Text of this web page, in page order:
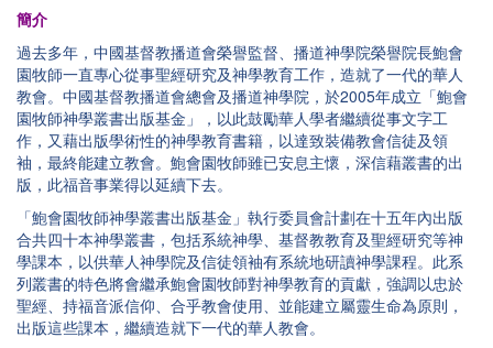
簡介
過去多年，中國基督教播道會榮譽監督、播道神學院榮譽院長鮑會
園牧師一直專心從事聖經研究及神學教育工作，造就了一代的華人
教會。中國基督教播道會總會及播道神學院，於2005年成立「鮑會
園牧師神學叢書出版基金」，以此鼓勵華人學者繼續從事文字工
作，又藉出版學術性的神學教育書籍，以達致裝備教會信徒及領
袖，最終能建立教會。鮑會園牧師雖已安息主懷，深信藉叢書的出
版，此福音事業得以延續下去。
「鮑會園牧師神學叢書出版基金」執行委員會計劃在十五年內出版
合共四十本神學叢書，包括系統神學、基督教教育及聖經研究等神
學課本，以供華人神學院及信徒領袖有系統地研讀神學課程。此系
列叢書的特色將會繼承鮑會園牧師對神學教育的貢獻，強調以忠於
聖經、持福音派信仰、合乎教會使用、並能建立屬靈生命為原則，
出版這些課本，繼續造就下一代的華人教會。